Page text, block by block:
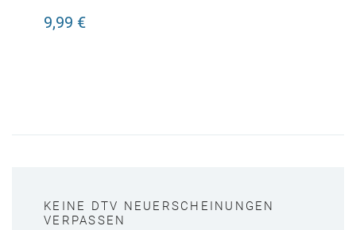
9,99 €
KEINE DTV NEUERSCHEINUNGEN
VERPASSEN